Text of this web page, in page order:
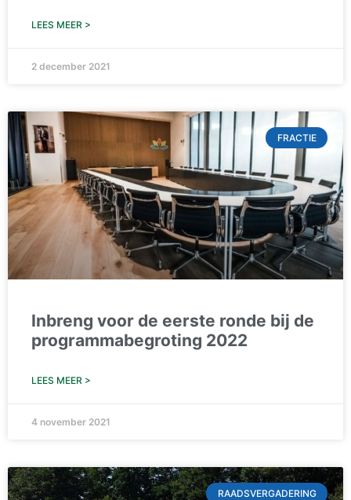
LEES MEER >
2 december 2021
FRACTIE
Inbreng voor de eerste ronde bij de
programmabegroting 2022
LEES MEER >
4 november 2021
RAADSVERGADERING